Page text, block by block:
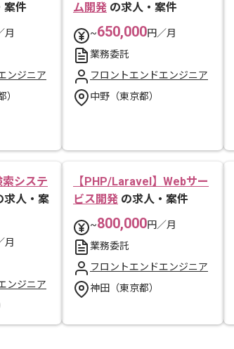
案件
月
ンジニア
）
ム開発 の求人・案件
~650,000円／月
業務委託
フロントエンドエンジニア
中野（東京都）
索システ
求人・案
月
ンジニア
【PHP/Laravel】Webサー
ビス開発 の求人・案件
~800,000円／月
業務委託
フロントエンドエンジニア
神田（東京都）